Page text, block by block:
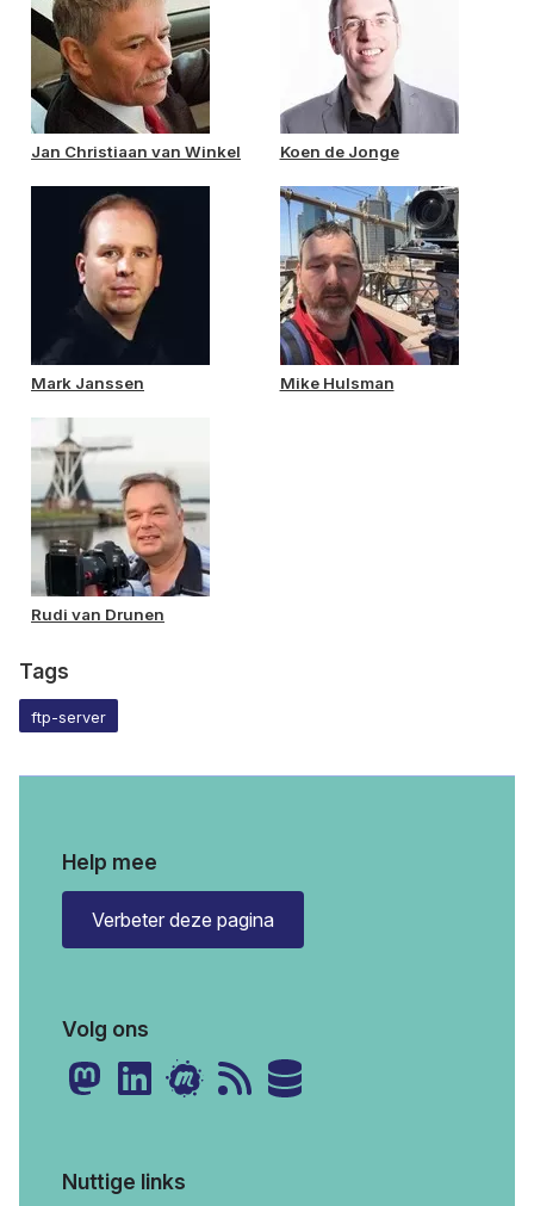
Jan Christiaan van Winkel Koen de Jonge
Mark Janssen Mike Hulsman
Rudi van Drunen
Tags
ftp-server
Help mee
Verbeter deze pagina
Volg ons
Nuttige links